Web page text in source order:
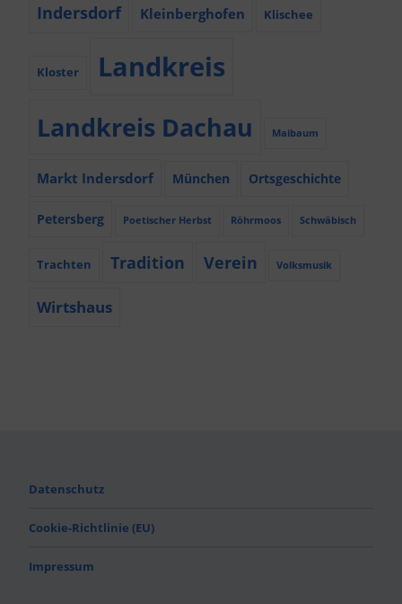
Indersdorf Kleinberghofen Klischee
Kloster Landkreis
Landkreis Dachau Maibaum
Markt Indersdorf München Ortsgeschichte
Petersberg Poetischer Herbst Röhrmoos Schwäbisch
Trachten Tradition Verein Volksmusik
Wirtshaus
Datenschutz
Cookie-Richtlinie (EU)
Impressum